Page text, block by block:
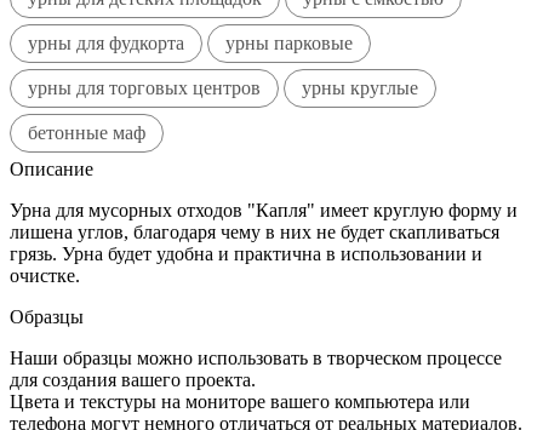
урны для фудкорта урны парковые
урны для торговых центров урны круглые
бетонные маф
Описание
Урна для мусорных отходов "Капля" имеет круглую форму и
лишена углов, благодаря чему в них не будет скапливаться
грязь. Урна будет удобна и практична в использовании и
очистке.
Образцы
Наши образцы можно использовать в творческом процессе
для создания вашего проекта.
Цвета и текстуры на мониторе вашего компьютера или
телефона могут немного отличаться от реальных материалов.